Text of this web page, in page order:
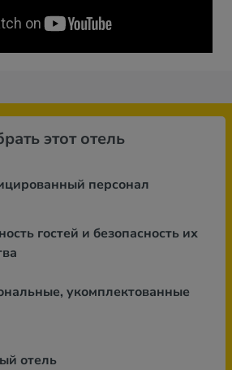
этот отель
персонал
гостей и безопасность их
укомплектованные
отель